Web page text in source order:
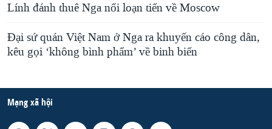
Lính đánh thuê Nga nổi loạn tiến về Moscow
Đại sứ quán Việt Nam ở Nga ra khuyến cáo công dân,
kêu gọi ‘không bình phẩm’ về binh biến
Mạng xã hội